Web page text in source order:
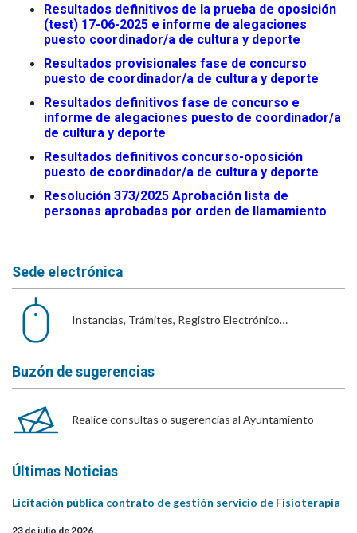
Resultados definitivos de la prueba de oposición
(test) 17-06-2025 e informe de alegaciones
puesto coordinador/a de cultura y deporte
Resultados provisionales fase de concurso
puesto de coordinador/a de cultura y deporte
Resultados definitivos fase de concurso e
informe de alegaciones puesto de coordinador/a
de cultura y deporte
Resultados definitivos concurso-oposición
puesto de coordinador/a de cultura y deporte
Resolución 373/2025 Aprobación lista de
personas aprobadas por orden de llamamiento
Sede electrónica
Instancias, Trámites, Registro Electrónico…
Buzón de sugerencias
Realice consultas o sugerencias al Ayuntamiento
Últimas Noticias
Licitación pública contrato de gestión servicio de Fisioterapia
23 de julio de 2026